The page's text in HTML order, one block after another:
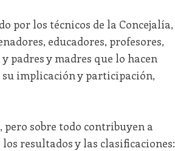
por los técnicos de la Concejalía,
educadores, profesores,
padres y madres que lo hacen
su implicación y participación,
pero sobre todo contribuyen a
resultados y las clasificaciones: